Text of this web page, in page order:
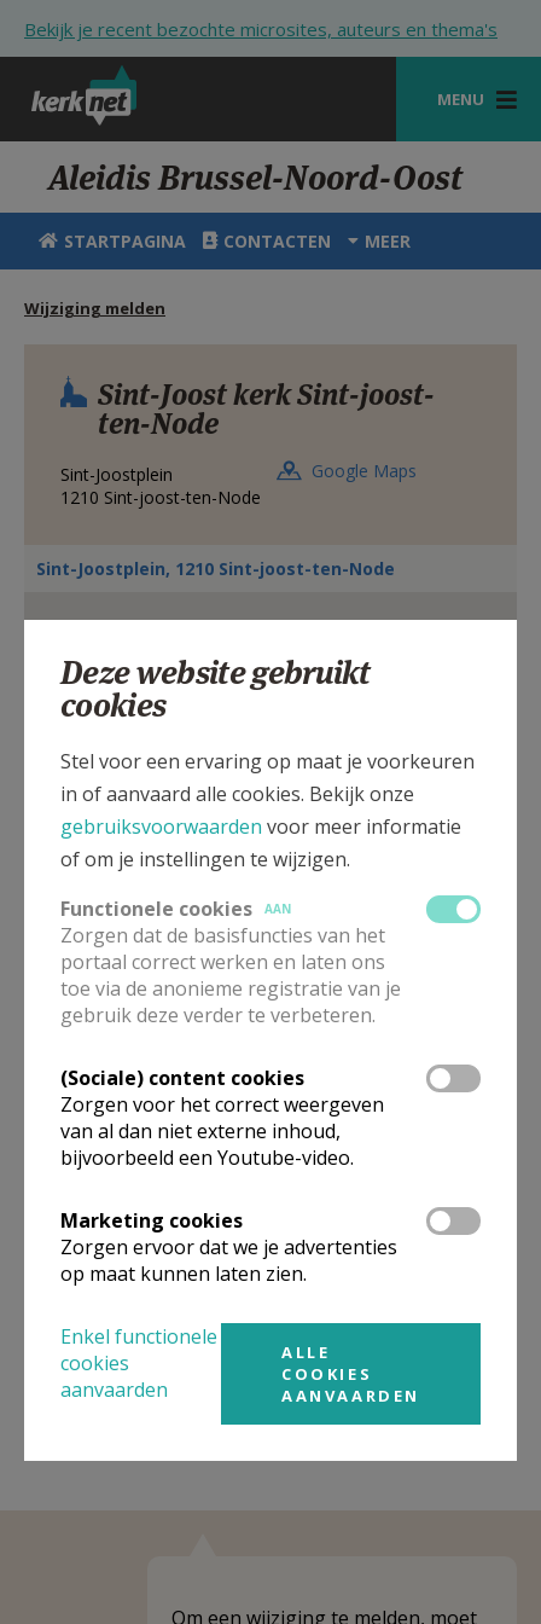
Bekijk je recent bezochte microsites, auteurs en thema's
MENU
STARTPAGINA
KERK
VIERINGEN
SHOP
HULP
STARTPAGINA PORTAAL
MIJN PAROCHIE
AANMELDEN OF REGISTREREN
Aleidis Brussel-Noord-Oost
STARTPAGINA CONTACTEN MEER
Wijziging melden
Sint-Joost kerk Sint-joost-
ten-Node
Sint-Joostplein
1210 Sint-joost-ten-Node
Google Maps
Sint-Joostplein, 1210 Sint-joost-ten-Node
Bekijk eventuele uitzonderingen op onderstaande
lijst
onderstaande lijst kan je het aanbod van kerken in de buurt
raadplegen.
Omgeving
Niet gevonden wat je zocht? Hier vind je
links naar kerken, eventueel van andere
organisaties, in de buurt.
Kerken in of nabijSint-joost-ten-Node
Om een wijziging te melden, moet
Deze website gebruikt
cookies
Stel voor een ervaring op maat je voorkeuren
in of aanvaard alle cookies. Bekijk onze
gebruiksvoorwaarden voor meer informatie
of om je instellingen te wijzigen.
Functionele cookies
AAN
Zorgen dat de basisfuncties van het
portaal correct werken en laten ons
toe via de anonieme registratie van je
gebruik deze verder te verbeteren.
(Sociale) content cookies
Zorgen voor het correct weergeven
van al dan niet externe inhoud,
bijvoorbeeld een Youtube-video.
Marketing cookies
Zorgen ervoor dat we je advertenties
op maat kunnen laten zien.
Enkel functionele
cookies
aanvaarden
ALLE
COOKIES
AANVAARDEN